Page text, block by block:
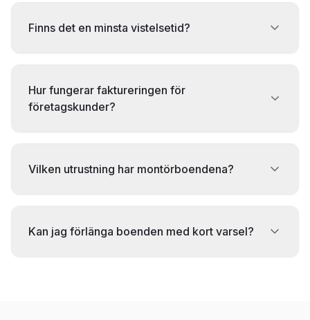
Finns det en minsta vistelsetid?
Hur fungerar faktureringen för
företagskunder?
Vilken utrustning har montörboendena?
Kan jag förlänga boenden med kort varsel?